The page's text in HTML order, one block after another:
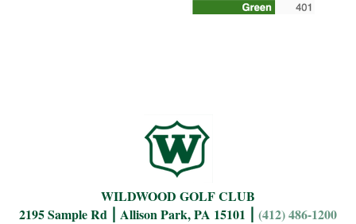
WILDWOOD GOLF CLUB
2195 Sample Rd ⎮ Allison Park, PA 15101 ⎮ (412) 486-1200